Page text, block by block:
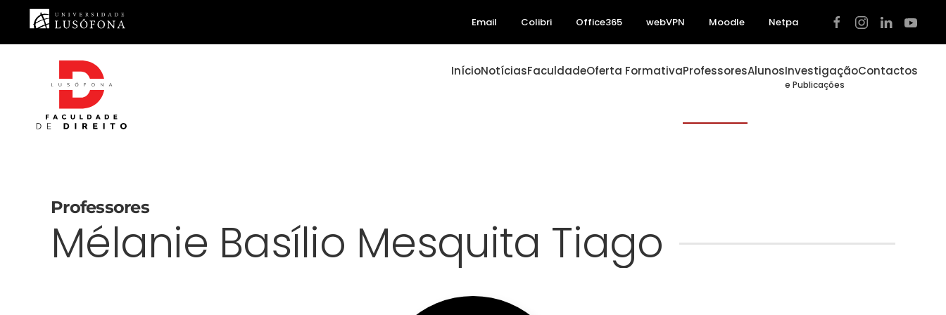
Email Colibri Office365 webVPN Moodle Netpa
InícioNotíciasFaculdadeOferta FormativaProfessoresAlunosInvestigação
e Publicações
Contactos
Professores
Mélanie Basílio Mesquita Tiago